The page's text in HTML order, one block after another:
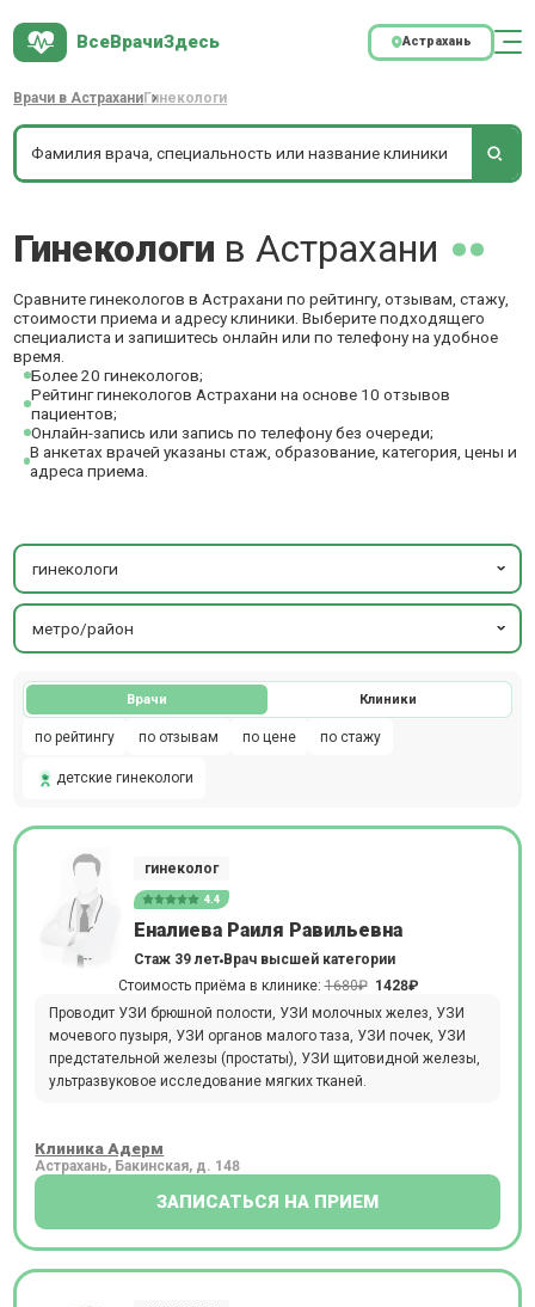
ВсеВрачиЗдесь Астрахань
Врачи в Астрахани Гинекологи
Гинекологи в Астрахани
Сравните гинекологов в Астрахани по рейтингу, отзывам, стажу,
стоимости приема и адресу клиники. Выберите подходящего
специалиста и запишитесь онлайн или по телефону на удобное
время.
Более 20 гинекологов;
Рейтинг гинекологов Астрахани на основе 10 отзывов
пациентов;
Онлайн-запись или запись по телефону без очереди;
В анкетах врачей указаны стаж, образование, категория, цены и
адреса приема.
гинекологи
метро/район
Врачи Клиники
по рейтингу по отзывам по цене по стажу
детские гинекологи
гинеколог
4.4
Еналиева Раиля Равильевна
Стаж 39 лет Врач высшей категории
Стоимость приёма в клинике:1680₽ 1428₽
Проводит УЗИ брюшной полости, УЗИ молочных желез, УЗИ
мочевого пузыря, УЗИ органов малого таза, УЗИ почек, УЗИ
предстательной железы (простаты), УЗИ щитовидной железы,
ультразвуковое исследование мягких тканей.
Клиника Адерм
Астрахань, Бакинская, д. 148
ЗАПИСАТЬСЯ НА ПРИЕМ